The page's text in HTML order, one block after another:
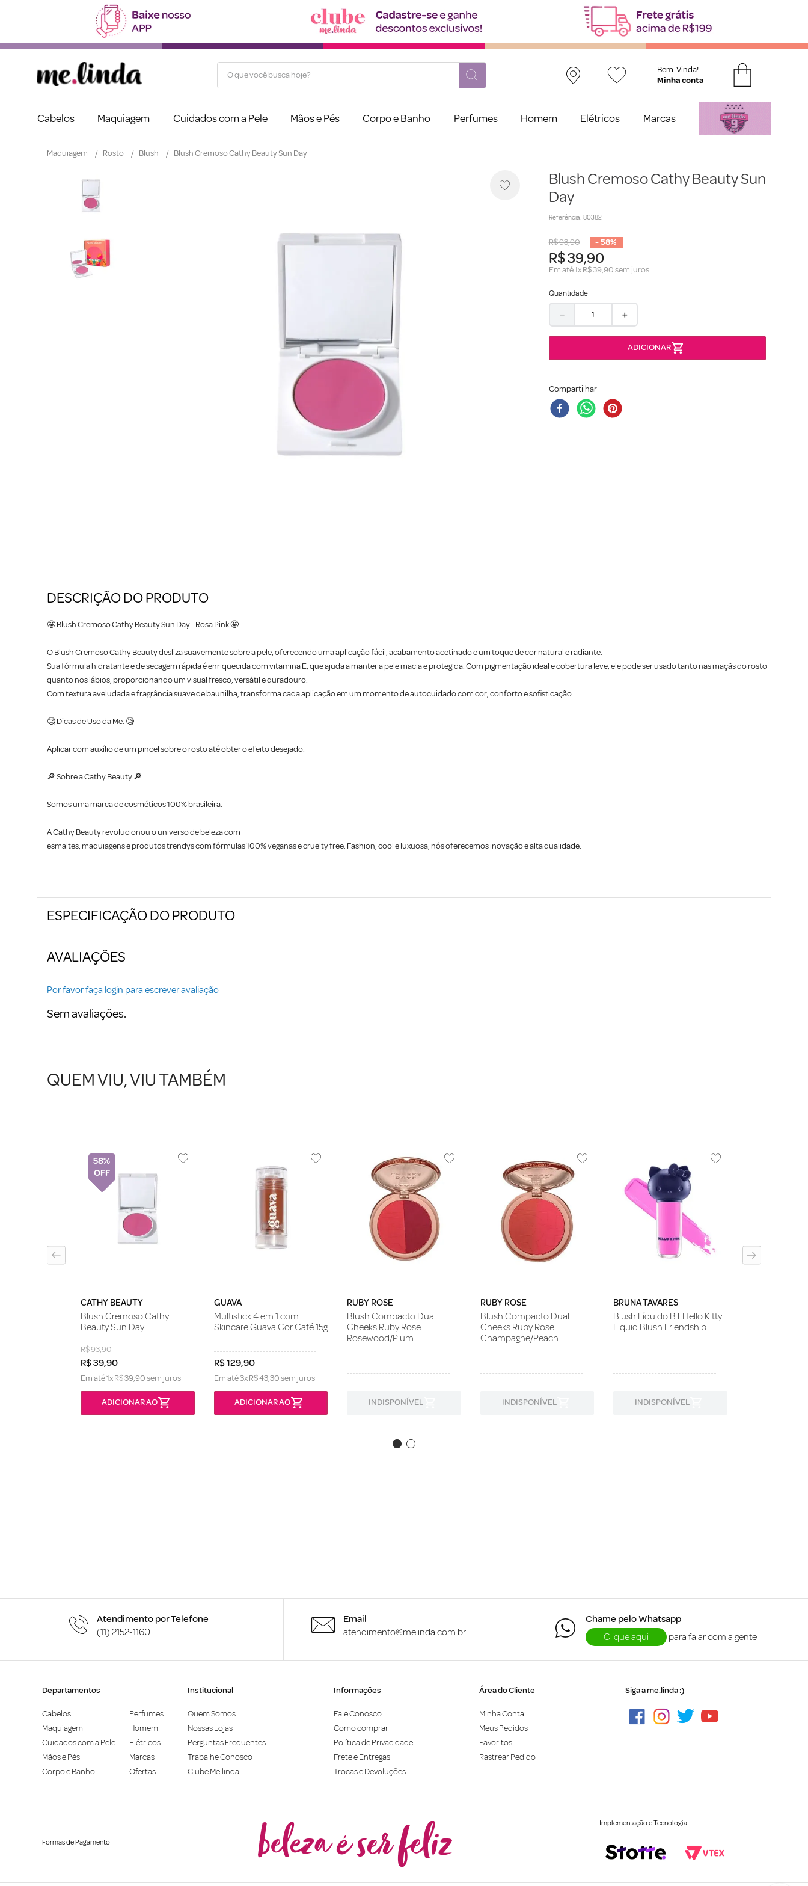
O que você busca hoje? Bem-Vinda!
Cabelos Maquiagem Cuidados com a Pele Mãos e Pés Corpo e Banho Perfumes Homem Elétricos Marcas
Maquiagem Rosto Blush Blush Cremoso Cathy Beauty Sun Day
Blush Cremoso Cathy Beauty Sun
Day
Referência: 80382
R$93,90 - 58%
R$39,90
Em até1xR$39,90sem juros
Quantidade
＋
－
Compartilhar
DESCRIÇÃO DO PRODUTO
🤩 Blush Cremoso Cathy Beauty Sun Day - Rosa Pink 🤩
O Blush Cremoso Cathy Beauty desliza suavemente sobre a pele, oferecendo uma aplicação fácil, acabamento acetinado e um toque de cor natural e radiante.
Sua fórmula hidratante e de secagem rápida é enriquecida com vitamina E, que ajuda a manter a pele macia e protegida. Com pigmentação ideal e cobertura leve, ele pode ser usado tanto nas maçãs do rosto
quanto nos lábios, proporcionando um visual fresco, versátil e duradouro.
Com textura aveludada e fragrância suave de baunilha, transforma cada aplicação em um momento de autocuidado com cor, conforto e sofisticação.
🧐 Dicas de Uso da Me. 🧐
Aplicar com auxílio de um pincel sobre o rosto até obter o efeito desejado.
🔎 Sobre a Cathy Beauty 🔎
Somos uma marca de cosméticos 100% brasileira.
A Cathy Beauty revolucionou o universo de beleza com
esmaltes, maquiagens e produtos trendys com fórmulas 100% veganas e cruelty free. Fashion, cool e luxuosa, nós oferecemos inovação e alta qualidade.
ESPECIFICAÇÃO DO PRODUTO
AVALIAÇÕES
Por favor faça login para escrever avaliação
Sem avaliações.
QUEM VIU, VIU TAMBÉM
58%
CATHY BEAUTY
Blush Cremoso Cathy
Beauty Sun Day
R$93,90
R$39,90
Em até1xR$39,90sem juros
ADICIONAR AO
GUAVA
Multistick 4 em 1 com
Skincare Guava Cor Café 15g
R$129,90
Em até3xR$43,30sem juros
ADICIONAR AO
RUBY ROSE
Blush Compacto Dual
Cheeks Ruby Rose
Rosewood/Plum
INDISPONÍVEL
RUBY ROSE
Blush Compacto Dual
Cheeks Ruby Rose
Champagne/Peach
INDISPONÍVEL
BRUNA TAVARES
Blush Líquido BT Hello Kitty
Liquid Blush Friendship
INDISPONÍVEL
Atendimento por Telefone
(11) 2152-1160
Email
atendimento@melinda.com.br
Chame pelo Whatsapp
Clique aqui
para falar com a gente
Departamentos
Cabelos
Maquiagem
Cuidados com a Pele
Mãos e Pés
Corpo e Banho
Perfumes
Homem
Elétricos
Marcas
Ofertas
Institucional
Quem Somos
Nossas Lojas
Perguntas Frequentes
Trabalhe Conosco
Clube Me.linda
Informações
Fale Conosco
Como comprar
Política de Privacidade
Frete e Entregas
Trocas e Devoluções
Área do Cliente
Minha Conta
Meus Pedidos
Favoritos
Rastrear Pedido
Siga a me.linda :)
Formas de Pagamento
Implementação e Tecnologia